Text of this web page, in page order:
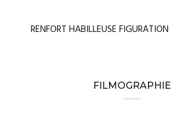
RENFORT HABILLEUSE FIGURATION
FILMOGRAPHIE